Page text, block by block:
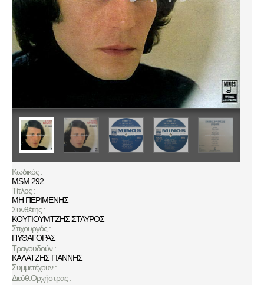
Κωδικός :
MSM 292
Τίτλος :
ΜΗ ΠΕΡΙΜΕΝΗΣ
Συνθέτης :
ΚΟΥΓΙΟΥΜΤΖΗΣ ΣΤΑΥΡΟΣ
Στιχουργός :
ΠΥΘΑΓΟΡΑΣ
Τραγουδούν :
ΚΑΛΑΤΖΗΣ ΓΙΑΝΝΗΣ
Συμμετέχουν :
Διεύθ.Ορχήστρας :